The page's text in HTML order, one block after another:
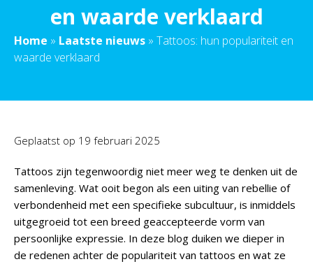
en waarde verklaard
Home » Laatste nieuws » Tattoos: hun populariteit en
waarde verklaard
Geplaatst op 19 februari 2025
Tattoos zijn tegenwoordig niet meer weg te denken uit de
samenleving. Wat ooit begon als een uiting van rebellie of
verbondenheid met een specifieke subcultuur, is inmiddels
uitgegroeid tot een breed geaccepteerde vorm van
persoonlijke expressie. In deze blog duiken we dieper in
de redenen achter de populariteit van tattoos en wat ze